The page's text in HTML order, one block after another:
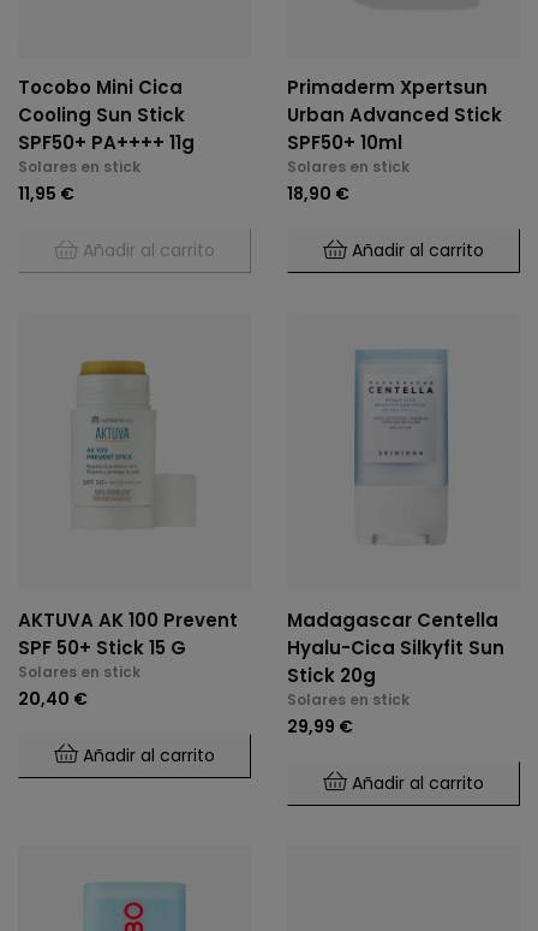
Tocobo Mini Cica
Cooling Sun Stick
SPF50+ PA++++ 11g
Solares en stick
11,95 €
Añadir al carrito
Primaderm Xpertsun
Urban Advanced Stick
SPF50+ 10ml
Solares en stick
18,90 €
Añadir al carrito
AKTUVA AK 100 Prevent
SPF 50+ Stick 15 G
Solares en stick
20,40 €
Añadir al carrito
Madagascar Centella
Hyalu-Cica Silkyfit Sun
Stick 20g
Solares en stick
29,99 €
Añadir al carrito